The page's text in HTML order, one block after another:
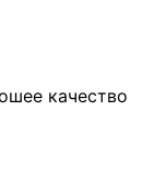
качество